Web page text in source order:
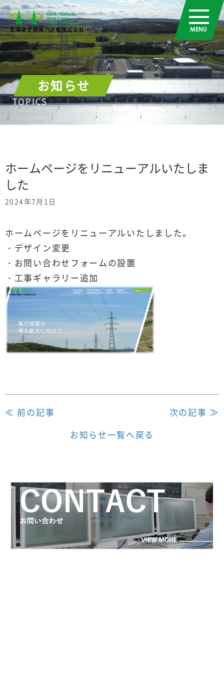
お知らせ
TOPICS
ホームページをリニューアルいたしま
した
2024年7月1日
ホームページをリニューアルいたしました。
・デザイン変更
・お問い合わせフォームの設置
・工事ギャラリー追加
≪ 前の記事
次の記事 ≫
お知らせ一覧へ戻る